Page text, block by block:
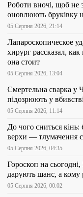
Роботи вночі, щоб не
оновлюють бруківку
05 Серпня 2026, 21:14
Лапароскопическое
хирург рассказал,
она стоит
05 Серпня 2026, 13:04
Смертельна сварка у
підозрюють у
05 Серпня 2026, 11:14
До чого сниться
верхи — тлумачення
05 Серпня 2026, 04:35
Гороскоп на
дарують шанс, а кому
05 Серпня 2026, 00:02